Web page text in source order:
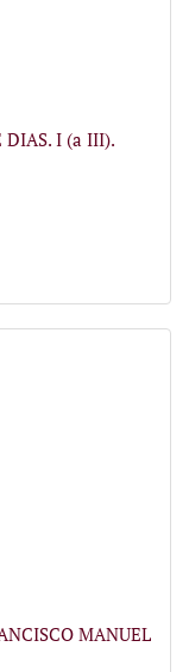
DIAS. I (a III).
MANUEL